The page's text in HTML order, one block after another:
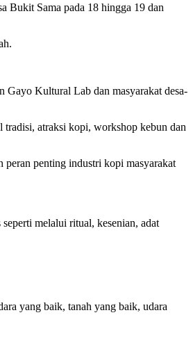
Bukit Sama pada 18 hingga 19 dan
Gayo Kultural Lab dan masyarakat desa-
atraksi kopi, workshop kebun dan
peran penting industri kopi masyarakat
melalui ritual, kesenian, adat
yang baik, tanah yang baik, udara